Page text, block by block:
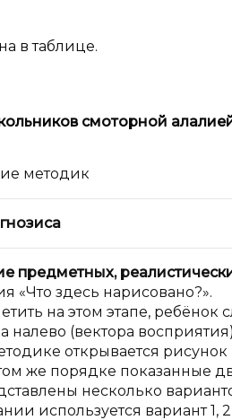
в таблице.
смоторной
методик
предметных,
«Что здесь нарисовано?».
на этом этапе, ребёнок
налево (вектора
открывается рисунок
же порядке показанные
несколько
используется вариант 1,